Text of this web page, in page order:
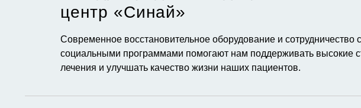
центр «Синай»​
Современное восстановительное оборудование и сотрудничество с
социальными программами помогают нам поддерживать высокие
лечения и улучшать качество жизни наших пациентов.